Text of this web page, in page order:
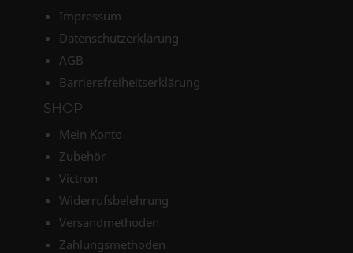
Impressum
Datenschutzerklärung
AGB
Barrierefreiheitserklärung
SHOP
Mein Konto
Zubehör
Victron
Widerrufsbelehrung
Versandmethoden
Zahlungsmethoden